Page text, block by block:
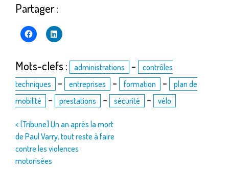
Partager :
Mots-clefs : administrations -
contrôles
techniques
- entreprises - formation -
plan de
mobilité
- prestations - sécurité - vélo
Navigation
de
l’article
< [Tribune] Un an après la mort
de Paul Varry, tout reste à faire
contre les violences
motorisées